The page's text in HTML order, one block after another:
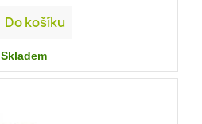
Do košíku
Skladem